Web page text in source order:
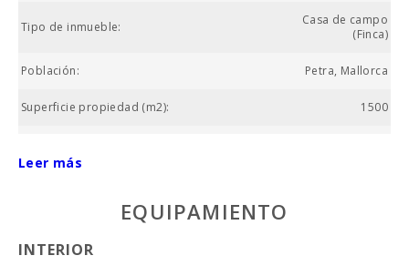
Tipo de inmueble:
Casa de campo
(Finca)
Población: Petra, Mallorca
Superficie propiedad (m2): 1500
Campo de golf La Reserva Rotana (km):
Mercado semanal Montuiri (km):
Leer más
EQUIPAMIENTO
INTERIOR